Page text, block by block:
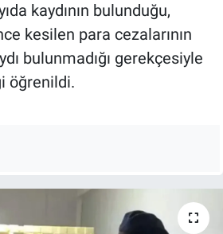
kaydının bulunduğu,
kesilen para cezalarının
bulunmadığı gerekçesiyle
öğrenildi.